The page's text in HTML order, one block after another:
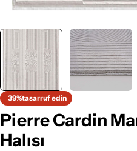
39%tasarruf edin
Pierre Cardin
Halısı